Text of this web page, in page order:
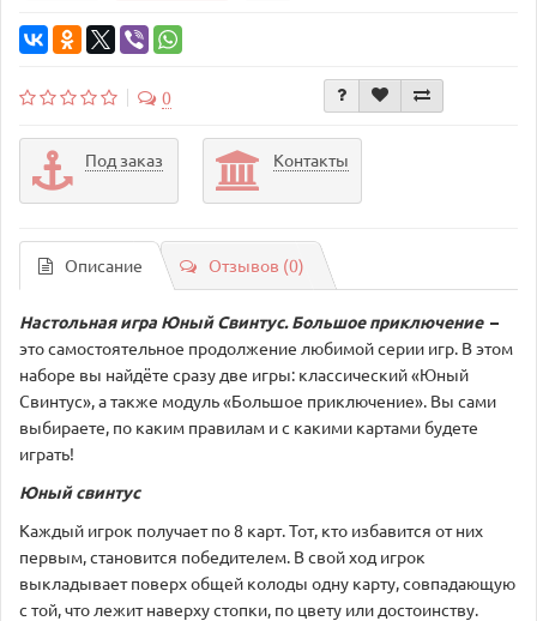
0
Под заказ Контакты
Описание Отзывов (0)
Настольная игра Юный Свинтус. Большое приключение –
это самостоятельное продолжение любимой серии игр. В этом
наборе вы найдёте сразу две игры: классический «Юный
Свинтус», а также модуль «Большое приключение». Вы сами
выбираете, по каким правилам и с какими картами будете
играть!
Юный свинтус
Каждый игрок получает по 8 карт. Тот, кто избавится от них
первым, становится победителем. В свой ход игрок
выкладывает поверх общей колоды одну карту, совпадающую
с той, что лежит наверху стопки, по цвету или достоинству.